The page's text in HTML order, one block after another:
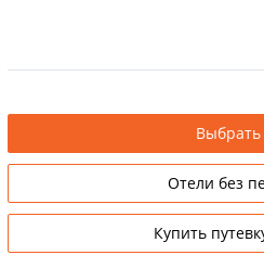
Выбрать
Отели без
Купить